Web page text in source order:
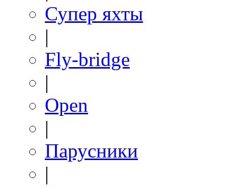
Супер яхты
|
Fly-bridge
|
Open
|
Парусники
|